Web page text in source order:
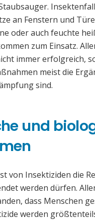
an Fenstern und
oder auch feuchte
zum Einsatz.
immer erfolgreich,
meist die
sind.
und
von Insektiziden die
werden dürfen.
dass Menschen
werden